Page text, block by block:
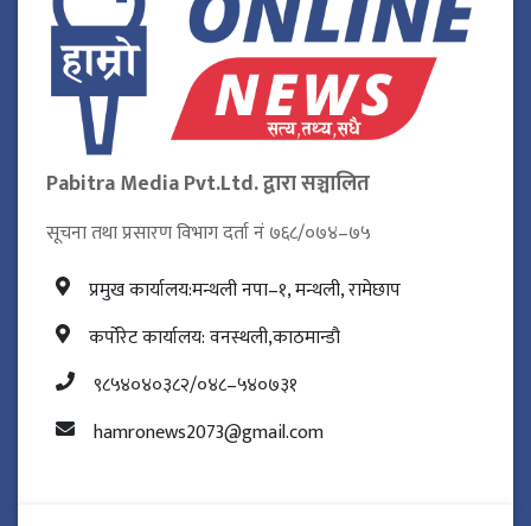
Pabitra Media Pvt.Ltd. द्वारा सञ्चालित
सूचना तथा प्रसारण विभाग दर्ता नं ७६८/०७४–७५
प्रमुख कार्यालय:मन्थली नपा–१, मन्थली, रामेछाप
कर्पोरेट कार्यालय: वनस्थली,काठमान्डौ
९८५४०४०३८२/०४८–५४०७३१
hamronews2073@gmail.com